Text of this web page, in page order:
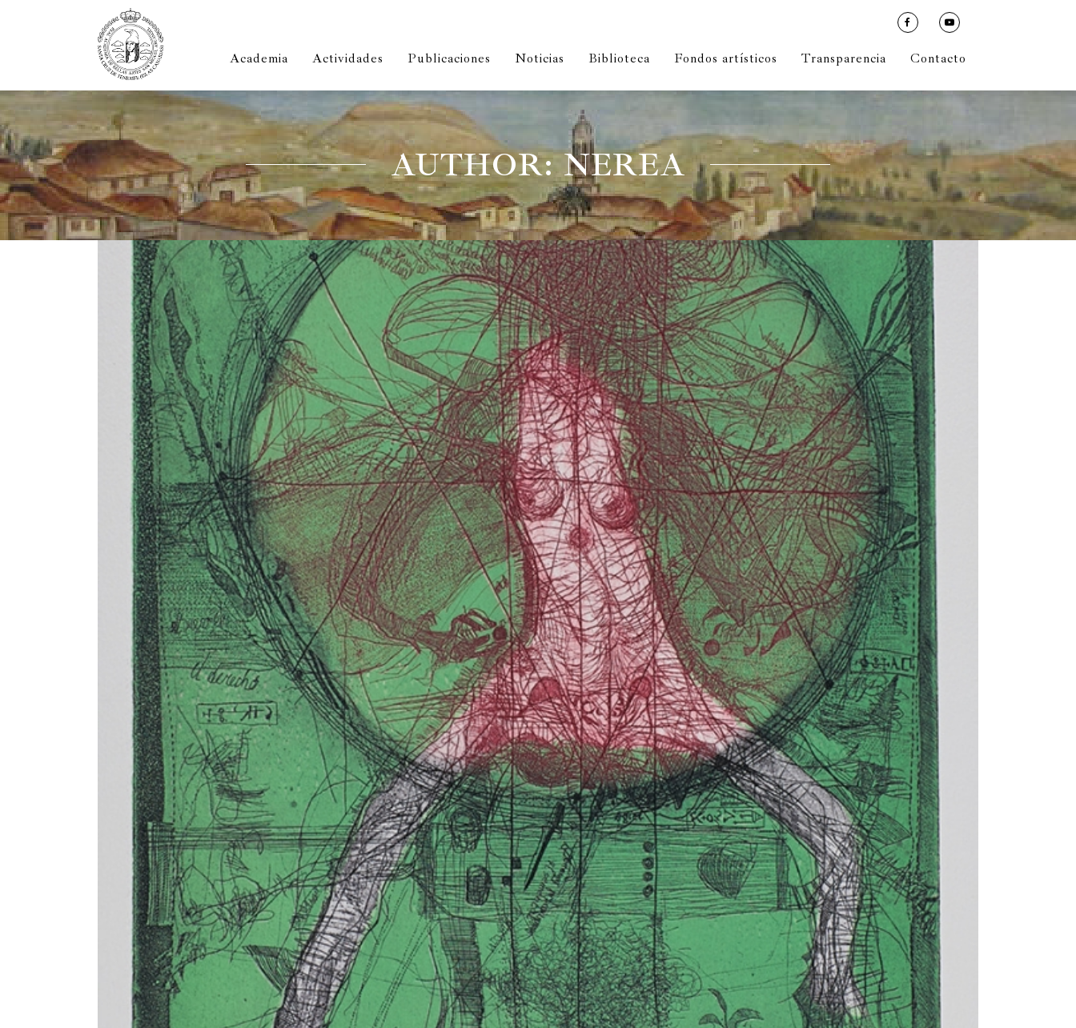
Academia Actividades Publicaciones Noticias Biblioteca Fondos artísticos Transparencia Contacto
AUTHOR: NEREA